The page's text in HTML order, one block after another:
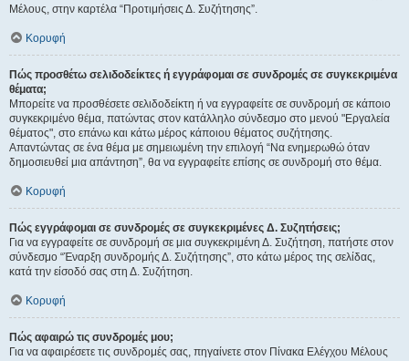
Μέλους, στην καρτέλα “Προτιμήσεις Δ. Συζήτησης”.
Κορυφή
Πώς προσθέτω σελιδοδείκτες ή εγγράφομαι σε συνδρομές σε συγκεκριμένα
θέματα;
Μπορείτε να προσθέσετε σελιδοδείκτη ή να εγγραφείτε σε συνδρομή σε κάποιο
συγκεκριμένο θέμα, πατώντας στον κατάλληλο σύνδεσμο στο μενού "Εργαλεία
θέματος", στο επάνω και κάτω μέρος κάποιου θέματος συζήτησης.
Απαντώντας σε ένα θέμα με σημειωμένη την επιλογή “Να ενημερωθώ όταν
δημοσιευθεί μια απάντηση”, θα να εγγραφείτε επίσης σε συνδρομή στο θέμα.
Κορυφή
Πώς εγγράφομαι σε συνδρομές σε συγκεκριμένες Δ. Συζητήσεις;
Για να εγγραφείτε σε συνδρομή σε μια συγκεκριμένη Δ. Συζήτηση, πατήστε στον
σύνδεσμο “Έναρξη συνδρομής Δ. Συζήτησης”, στο κάτω μέρος της σελίδας,
κατά την είσοδό σας στη Δ. Συζήτηση.
Κορυφή
Πώς αφαιρώ τις συνδρομές μου;
Για να αφαιρέσετε τις συνδρομές σας, πηγαίνετε στον Πίνακα Ελέγχου Μέλους